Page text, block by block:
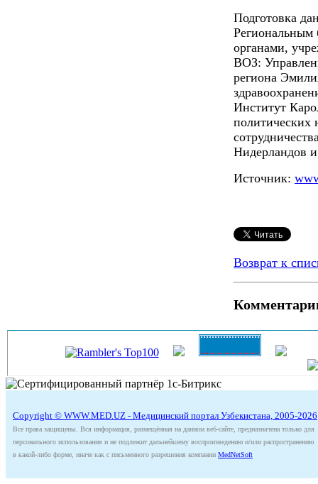
Подготовка
Региональным
органами,
ВОЗ:
региона
Институт
политических
Нидерландов
Источник:
Возврат к
Copyright © WWW.MED.UZ - Медицинский портал Узбекистана, 2005-2026
Все права защищены. Вся информация, размещённая на данном веб-сайте, предназначена только для
персонального использования и не подлежит дальнейшему воспроизведению и/или распространению
в какой-либо форме, иначе как с письменного разрешения компании MedNetSoft